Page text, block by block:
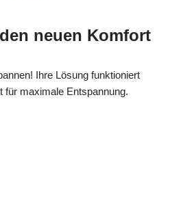
neuen Komfort
Ihre Lösung funktioniert
für maximale Entspannung.